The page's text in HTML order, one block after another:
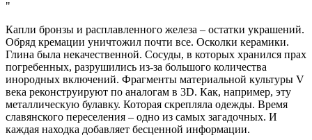
Капли бронзы и расплавленного железа – остатки украшений.
Обряд кремации уничтожил почти все. Осколки керамики.
Глина была некачественной. Сосуды, в которых хранился прах
погребенных, разрушились из-за большого количества
инородных включений. Фрагменты материальной культуры V
века реконструируют по аналогам в 3D. Как, например, эту
металлическую булавку. Которая скрепляла одежды. Время
славянского переселения – одно из самых загадочных. И
каждая находка добавляет бесценной информации.